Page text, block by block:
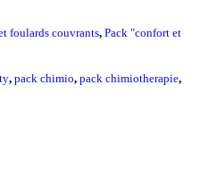
foulards couvrants, Pack "confort et
, pack chimio, pack chimiotherapie,